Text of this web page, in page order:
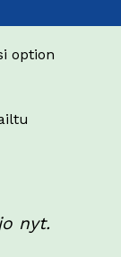
option
nyt.